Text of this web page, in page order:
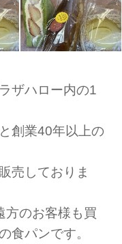
ザハロー内の1
創業40年以上の
売しておりま
方のお客様も買
食パンです。